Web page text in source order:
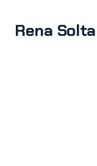
Rena